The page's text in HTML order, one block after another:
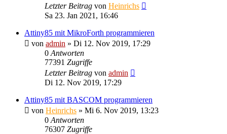
Letzter Beitrag von Heinrichs
Sa 23. Jan 2021, 16:46
Attiny85 mit MikroForth programmieren
von admin » Di 12. Nov 2019, 17:29
0 Antworten
77391 Zugriffe
Letzter Beitrag von admin
Di 12. Nov 2019, 17:29
Attiny85 mit BASCOM programmieren
von Heinrichs » Mi 6. Nov 2019, 13:23
0 Antworten
76307 Zugriffe